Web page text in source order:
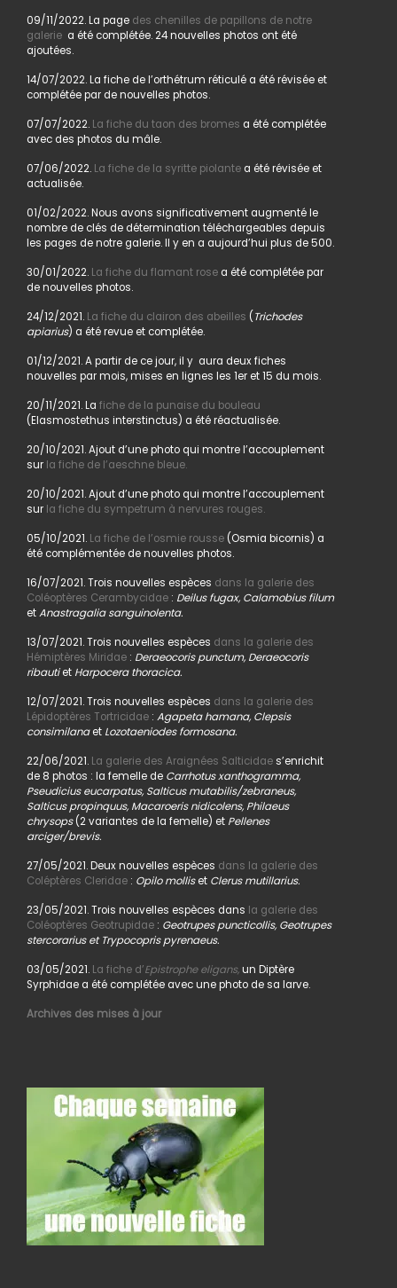
09/11/2022. La page des chenilles de papillons de notre
galerie a été complétée. 24 nouvelles photos ont été
ajoutées.
14/07/2022. La fiche de l’orthétrum réticulé a été révisée et
complétée par de nouvelles photos.
07/07/2022. La fiche du taon des bromes a été complétée
avec des photos du mâle.
07/06/2022. La fiche de la syritte piolantea été révisée et
actualisée.
01/02/2022. Nous avons significativement augmenté le
nombre de clés de détermination téléchargeables depuis
les pages de notre galerie. Il y en a aujourd’hui plus de 500.
30/01/2022. La fiche du flamant rosea été complétée par
de nouvelles photos.
24/12/2021. La fiche du clairon des abeilles ( Trichodes
apiarius) a été revue et complétée.
01/12/2021. A partir de ce jour, il y aura deux fiches
nouvelles par mois, mises en lignes les 1er et 15 du mois.
20/11/2021. La fiche de la punaise du bouleau
(Elasmostethus interstinctus) a été réactualisée.
20/10/2021. Ajout d’une photo qui montre l’accouplement
sur la fiche de l’aeschne bleue.
20/10/2021. Ajout d’une photo qui montre l’accouplement
sur la fiche du sympetrum à nervures rouges.
05/10/2021. La fiche de l’osmie rousse(Osmia bicornis) a
été complémentée de nouvelles photos.
16/07/2021. Trois nouvelles espèces dans la galerie des
Coléoptères Cerambycidae: Deilus fugax, Calamobius filum
etAnastragalia sanguinolenta.
13/07/2021. Trois nouvelles espèces dans la galerie des
Hémiptères Miridae: Deraeocoris punctum, Deraeocoris
ribautiet Harpocera thoracica.
12/07/2021. Trois nouvelles espèces dans la galerie des
Lépidoptères Tortricidae: Agapeta hamana, Clepsis
consimilanaet Lozotaeniodes formosana.
22/06/2021. La galerie des Araignées Salticidaes’enrichit
de 8 photos : la femelle de Carrhotus xanthogramma,
Pseudicius eucarpatus, Salticus mutabilis/zebraneus,
Salticus propinquus, Macaroeris nidicolens, Philaeus
chrysops(2 variantes de la femelle) et Pellenes
arciger/brevis.
27/05/2021. Deux nouvelles espèces dans la galerie des
Coléptères Cleridae: Opilo molliset Clerus mutillarius.
23/05/2021. Trois nouvelles espèces dans la galerie des
Coléoptères Geotrupidae: Geotrupes puncticollis, Geotrupes
stercorarius et Trypocopris pyrenaeus.
03/05/2021. La fiche d’Epistrophe eligans,un Diptère
Syrphidae a été complétée avec une photo de sa larve.
Archives des mises à jour